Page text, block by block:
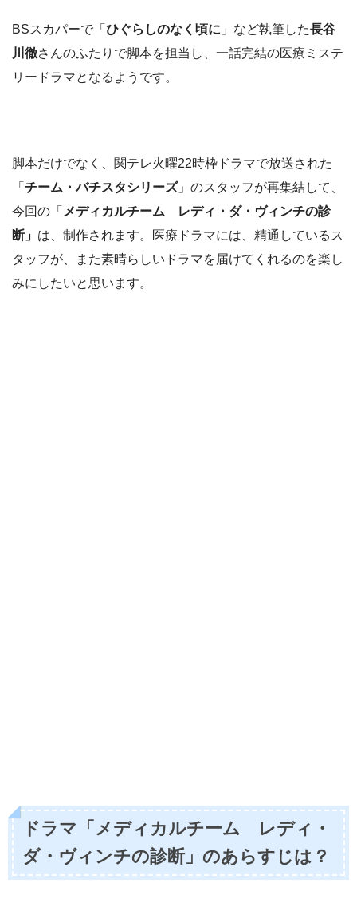
BSスカパーで「 ひぐらしのなく頃に 」など執筆した長谷
川徹さんのふたりで脚本を担当し、一話完結の医療ミステ
リードラマとなるようです。
脚本だけでなく、関テレ火曜22時枠ドラマで放送された
「 チーム・バチスタシリーズ」のスタッフが再集結して、
今回の「 メディカルチーム レディ・ダ・ヴィンチの診
断」 は、制作されます。医療ドラマには、精通しているス
タッフが、また素晴らしいドラマを届けてくれるのを楽し
みにしたいと思います。
ドラマ「 メディカルチーム レディ・
ダ・ヴィンチの診断」のあらすじは？